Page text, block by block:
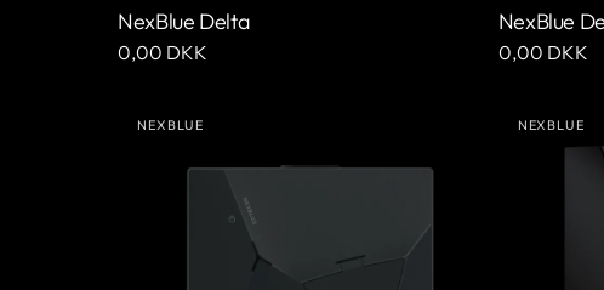
NexBlue Delta
Ordinarie
0,00 DKK
NexBlue
Ordinarie
0,00 DKK
Edge
Leverantör:
NEXBLUE
Edge
Leverantör:
NEXBLUE